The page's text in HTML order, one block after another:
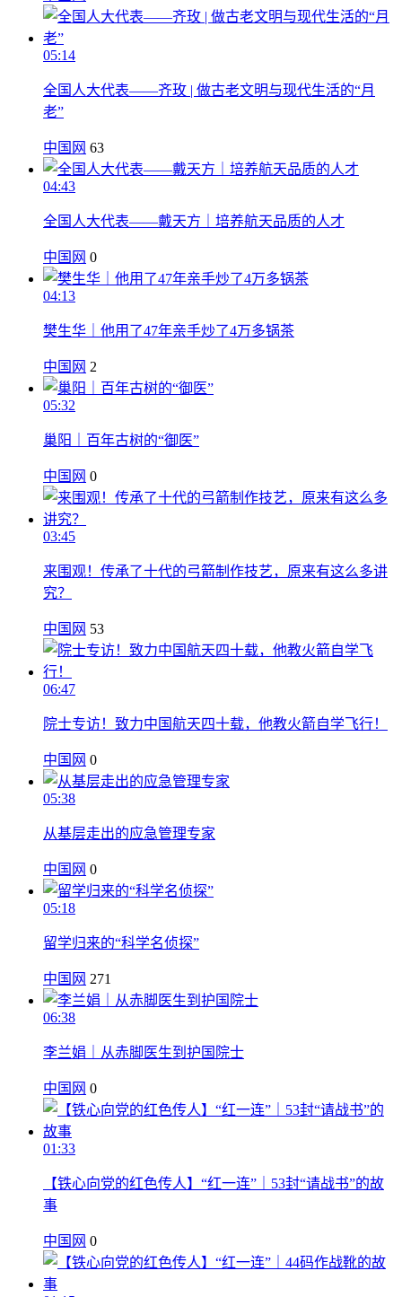
05:14
全国人大代表——齐玫 | 做古老文明与现代生活的“月
老”
中国网 63
04:43
全国人大代表——戴天方｜培养航天品质的人才
中国网 0
04:13
樊生华｜他用了47年亲手炒了4万多锅茶
中国网 2
05:32
巢阳｜百年古树的“御医”
中国网 0
03:45
来围观！传承了十代的弓箭制作技艺，原来有这么多讲
究？
中国网 53
06:47
院士专访！致力中国航天四十载，他教火箭自学飞行！
中国网 0
05:38
从基层走出的应急管理专家
中国网 0
05:18
留学归来的“科学名侦探”
中国网 271
06:38
李兰娟｜从赤脚医生到护国院士
中国网 0
01:33
【铁心向党的红色传人】“红一连”｜53封“请战书”的故
事
中国网 0